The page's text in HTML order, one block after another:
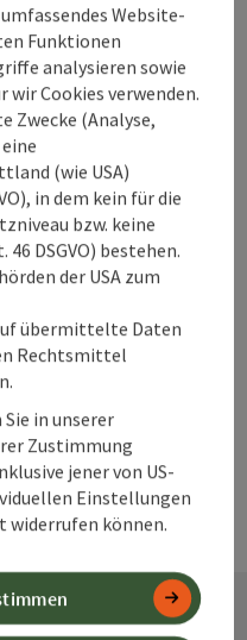
im
Website-
Funktionen
analysieren sowie
Cookies verwenden.
Zwecke (Analyse,
(wie USA)
in dem kein für die
bzw. keine
DSGVO) bestehen.
der USA zum
übermittelte Daten
Rechtsmittel
in unserer
Zustimmung
jener von US-
Einstellungen
widerrufen können.